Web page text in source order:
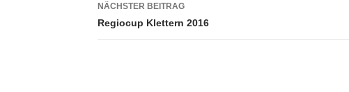
NÄCHSTER BEITRAG
Regiocup Klettern 2016